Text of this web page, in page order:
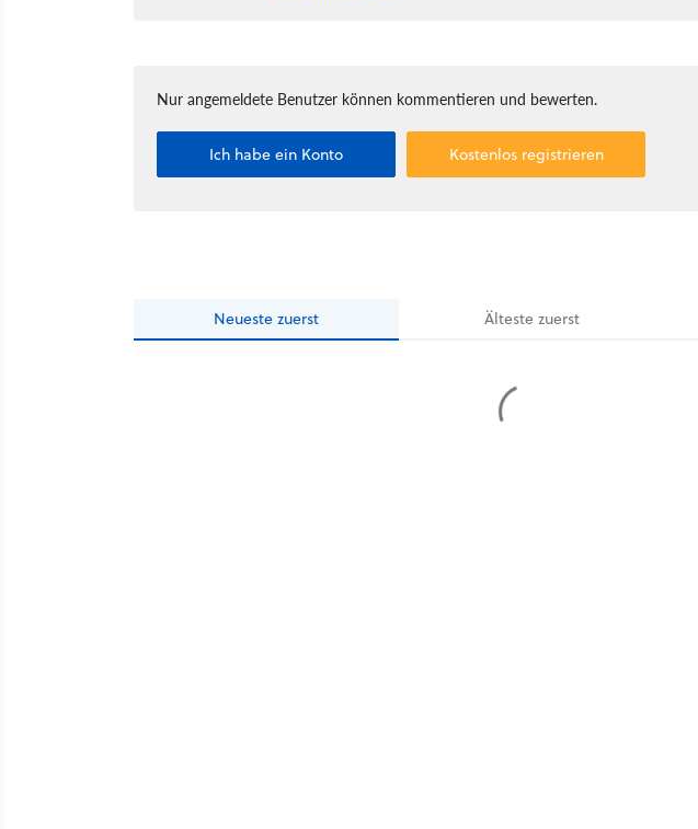
Nur angemeldete Benutzer können kommentieren und bewerten.
Ich habe ein Konto Kostenlos registrieren
Neueste zuerst Ältestezuerst